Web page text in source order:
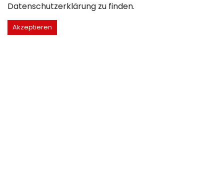
Datenschutzerklärung zu finden.
Akzeptieren